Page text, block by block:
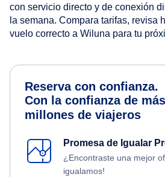
con servicio directo y de conexión
la semana. Compara tarifas, revisa
vuelo correcto a Wiluna para tu
Reserva con confianza.
Con la confianza de
millones de viajeros
Promesa de Igualar
¿Encontraste una mejor
igualamos!